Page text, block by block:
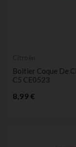
Citroën
Boitier Coque De
C5 CE0523
8,99 €